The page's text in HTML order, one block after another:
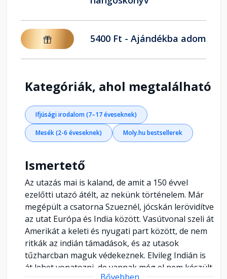
5400 Ft - Ajándékba adom
Kategóriák, ahol megtalálható
Ifjúsági irodalom (7–17 éveseknek)
Mesék (2-6 éveseknek) Moly.hu bestsellerek
Ismertető
Az utazás mai is kaland, de amit a 150 évvel
ezelőtti utazó átélt, az nekünk történelem. Már
megépült a csatorna Szueznél, jócskán lerövidítve
az utat Európa és India között. Vasútvonal szeli át
Amerikát a keleti és nyugati part között, de nem
ritkák az indián támadások, és az utasok
tűzharcban maguk védekeznek. Elvileg Indián is
át lehet vonatozni, de vannak még el nem készült
Bővebben